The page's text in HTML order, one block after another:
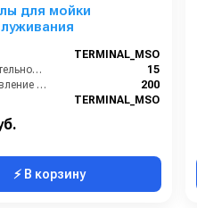
для мойки
TERMINAL_MSO
Производительность (л/мин):
15
Рабочее давление (бар):
200
TERMINAL_MSO
⚡ В корзину